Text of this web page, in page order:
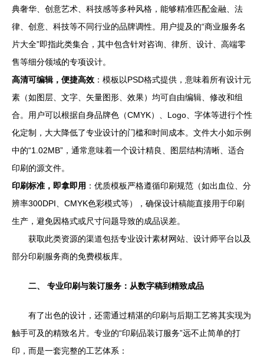
典奢华、创意艺术、科技感等多种风格，能够精准匹配金融、法
律、创意、科技等不同行业的品牌调性。用户提及的“商业服务名
片大全”即指此类集合，其中包含针对咨询、律所、设计、高端零
售等细分领域的专项设计。
高清可编辑，便捷高效 ：模板以PSD格式提供，意味着所有设计元
素（如图层、文字、矢量图形、效果）均可自由编辑、修改和组
合。用户可以根据自身品牌色（CMYK）、Logo、字体等进行个性
化定制，大大降低了专业设计的门槛和时间成本。文件大小如示例
中的“1.02MB”，通常意味着一个设计精良、图层结构清晰、适合
印刷的源文件。
印刷标准，即拿即用 ：优质模板严格遵循印刷规范（如出血位、分
辨率300DPI、CMYK色彩模式等），确保设计稿能直接用于印刷
生产，避免因格式或尺寸问题导致的成品误差。
获取此类资源的渠道包括专业设计素材网站、设计师平台以及
部分印刷服务商的免费模板库。
二、 专业印刷与装订服务：从数字稿到精致成品
有了出色的设计，还需通过精湛的印刷与后期工艺将其实现为
触手可及的精致名片。专业的“印刷品装订服务”远不止简单的打
印，而是一套完整的工艺体系：